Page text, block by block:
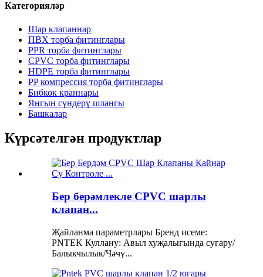
Категорияләр
Шар клапаннар
ПВХ торба фитинглары
PPR торба фитинглары
CPVC торба фитинглары
HDPE торба фитинглары
PP компрессия торба фитинглары
Бибкок краннары
Янгын сүндерү шлангы
Башкалар
Күрсәтелгән продуктлар
Бер берәмлекле CPVC шарлы
клапан...
Җайланма параметрлары Бренд исеме:
PNTEK Куллану: Авыл хуҗалыгында сугару/
Балыкчылык/Чәчү...